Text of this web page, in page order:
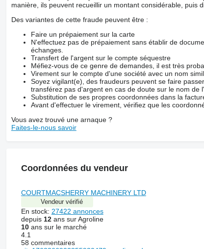
manière, ils peuvent recueillir un montant considérable, puis
Des variantes de cette fraude peuvent être :
Faire un prépaiement sur la carte
N'effectuez pas de prépaiement sans établir de
échanges.
Transfert de l'argent sur le compte séquestre
Méfiez-vous de ce genre de demandes, il est très
Virement sur le compte d'une société avec un nom
Soyez vigilant(e), des fraudeurs peuvent se faire
transférez pas d'argent en cas de doute sur le nom de
Substitution de ses propres coordonnées dans la
Avant d'effectuer le virement, vérifiez que les
Vous avez trouvé une arnaque ?
Faites-le-nous savoir
Coordonnées du vendeur
COURTMACSHERRY MACHINERY LTD
Vendeur vérifié
En stock: 27422 annonces
depuis 12ans sur Agroline
10ans sur le marché
4.1
58 commentaires